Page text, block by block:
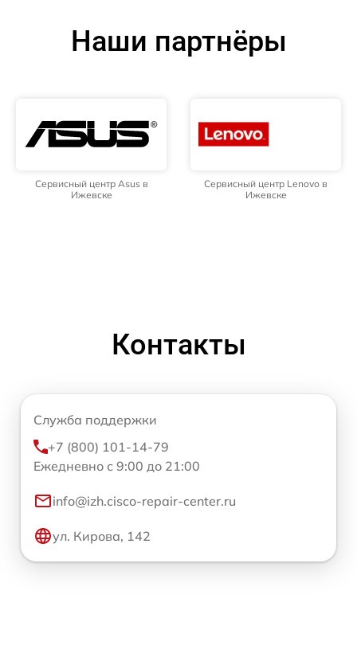
Наши партнёры
Сервисный центр Asus в
Ижевске
Сервисный центр Lenovo в
Ижевске
Контакты
Служба поддержки
+7 (800) 101-14-79
Ежедневно с 9:00 до 21:00
info@izh.cisco-repair-center.ru
ул. Кирова, 142